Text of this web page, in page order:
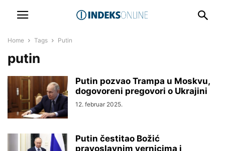
Home Tags Putin
putin
Putin pozvao Trampa u Moskvu,
dogovoreni pregovori o Ukrajini
12. februar 2025.
Putin čestitao Božić
pravoslavnim vernicima i